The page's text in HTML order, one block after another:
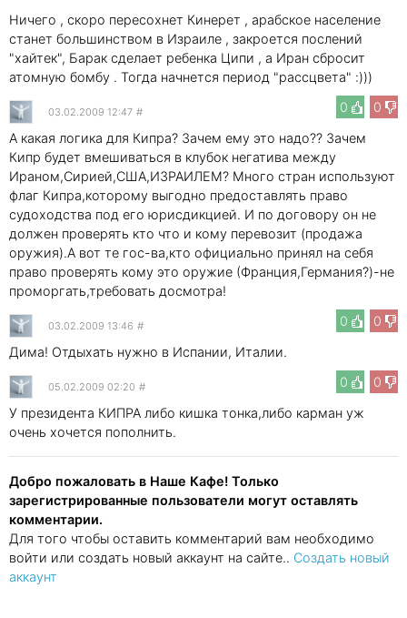
Ничего , скоро пересохнет Кинерет , арабское население
станет большинством в Израиле , закроется послений
"хайтек", Барак сделает ребенка Ципи , а Иран сбросит
атомную бомбу . Тогда начнется период "рассцвета" :)))
0
0
03.02.2009 12:47 #
А какая логика для Кипра? Зачем ему это надо?? Зачем
Кипр будет вмешиваться в клубок негатива между
Ираном,Сирией,США,ИЗРАИЛЕМ? Много стран используют
флаг Кипра,которому выгодно предоставлять право
судоходства под его юрисдикцией. И по договору он не
должен проверять кто что и кому перевозит (продажа
оружия).А вот те гос-ва,кто официально принял на себя
право проверять кому это оружие (Франция,Германия?)-не
проморгать,требовать досмотра!
0
0
03.02.2009 13:46 #
Дима! Отдыхать нужно в Испании, Италии.
0
0
05.02.2009 02:20 #
У президента КИПРА либо кишка тонка,либо карман уж
очень хочется пополнить.
Добро пожаловать в Наше Кафе! Только
зарегистрированные пользователи могут оставлять
комментарии.
Для того чтобы оставить комментарий вам необходимо
войти или создать новый аккаунт на сайте.. Создать новый
аккаунт